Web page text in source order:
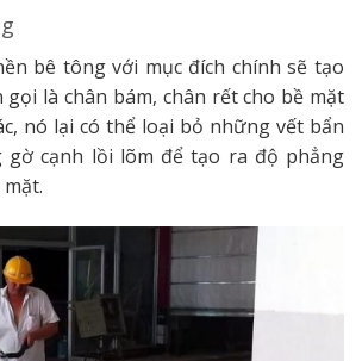
bê tông với mục đích chính sẽ tạo
gọi là chân bám, chân rết cho bề mặt
nó lại có thể loại bỏ những vết bẩn
gờ cạnh lồi lõm để tạo ra độ phẳng